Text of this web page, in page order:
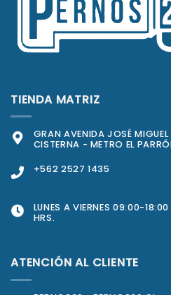
TIENDA MATRIZ
GRAN AVENIDA JOSÉ
CISTERNA - METRO EL
+562 2527 1435
LUNES A VIERNES 09:00-
HRS.
ATENCIÓN AL CLIENTE